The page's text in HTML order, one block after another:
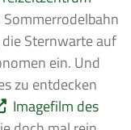
Sternwarte auf
ein. Und
zu entdecken
Imagefilm des